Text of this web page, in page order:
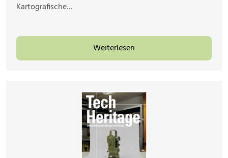
Kartografische…
Weiterlesen